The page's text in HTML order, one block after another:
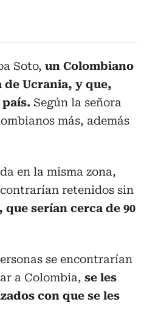
Soto, un Colombiano
Ucrania, y que,
Según la señora
más, además
en la misma zona,
retenidos sin
que serían cerca de 90
se encontrarían
a Colombia, se les
con que se les